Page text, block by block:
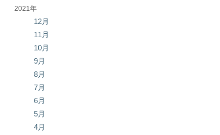
2021年
12月
11月
10月
9月
8月
7月
6月
5月
4月